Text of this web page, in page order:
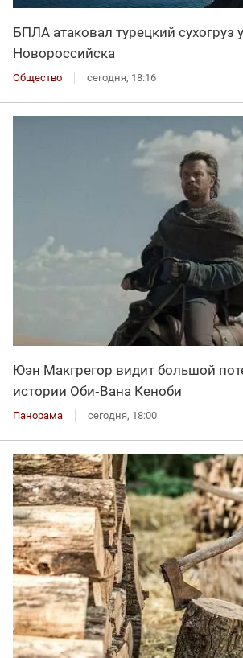
БПЛА атаковал турецкий сухогруз у
Новороссийска
Общество сегодня, 18:16
Юэн Макгрегор видит большой
истории Оби‑Вана Кеноби
Панорама сегодня, 18:00